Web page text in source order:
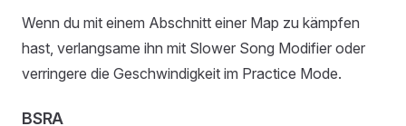
Wenn du mit einem Abschnitt einer Map zu kämpfen
hast, verlangsame ihn mit Slower Song Modifier oder
verringere die Geschwindigkeit im Practice Mode.
BSRA